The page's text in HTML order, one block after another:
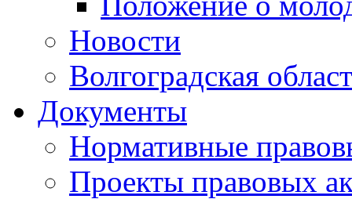
Новости
Волгоградская
Документы
Нормативные
Проекты правовых